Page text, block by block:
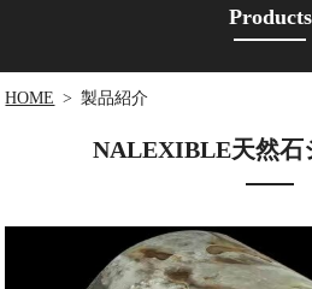
Products
HOME 製品紹介
NALEXIBLE天然石